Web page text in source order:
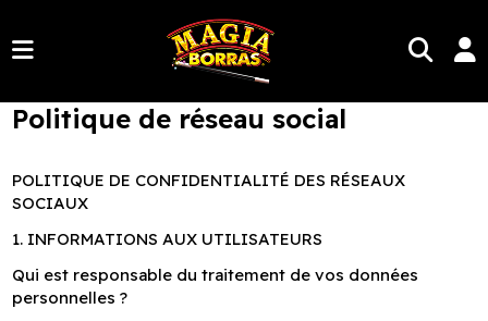
Politique de réseau social
POLITIQUE DE CONFIDENTIALITÉ DES RÉSEAUX
SOCIAUX
1. INFORMATIONS AUX UTILISATEURS
Qui est responsable du traitement de vos données
personnelles ?